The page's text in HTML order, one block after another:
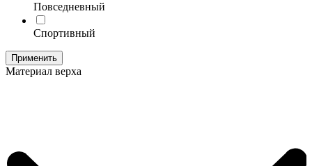
Повседневный
Спортивный
Применить
Материал верха